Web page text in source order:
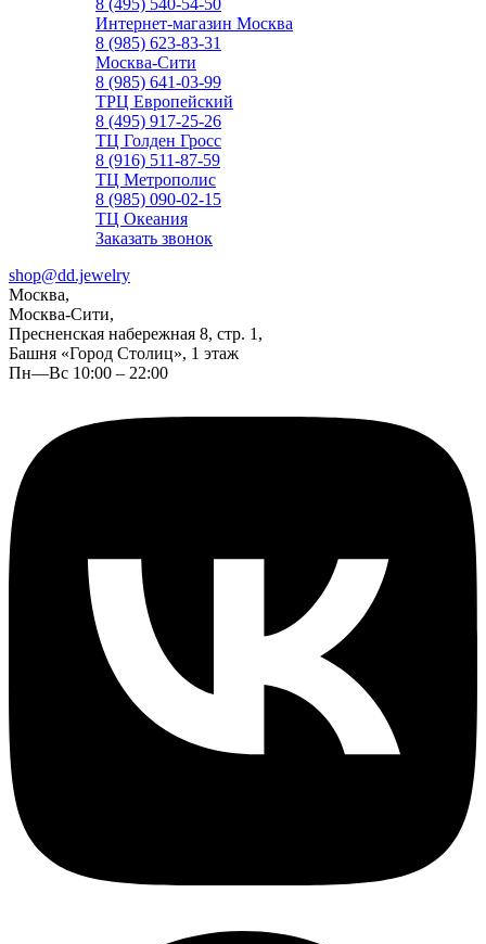
8 (495) 540-54-50
Интернет-магазин Москва
8 (985) 623-83-31
Москва-Сити
8 (985) 641-03-99
ТРЦ Европейский
8 (495) 917-25-26
ТЦ Голден Гросс
8 (916) 511-87-59
ТЦ Метрополис
8 (985) 090-02-15
ТЦ Океания
Заказать звонок
shop@dd.jewelry
Москва,
Москва-Сити,
Пресненская набережная 8, стр. 1,
Башня «Город Столиц», 1 этаж
Пн—Вс 10:00 – 22:00